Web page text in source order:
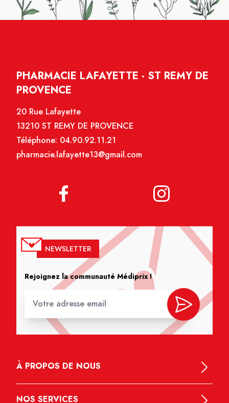
PHARMACIE LAFAYETTE - ST REMY DE
PROVENCE
20 Rue Lafayette
13210 ST REMY DE PROVENCE
Téléphone: 04.90.92.11.21
pharmacie.lafayette13@gmail.com
NEWSLETTER
Rejoignez la communauté Médiprix !
À PROPOS DE NOUS
NOS SERVICES